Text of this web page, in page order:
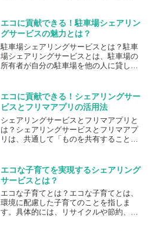
でき、駐車場の...
難しいタスクやプロジェクトを、クラウ
ドソーシングプラットフォームに登録さ
れたフリーランサーや専門家に依頼する
ことができます。クラウドソーシング
は、依頼主にとっては、専門的な知識や
スキルを持つ人材を簡単に見つけること
ランサーや専門...
エコに貢献できる！駐車場シェアリン
グサービスの魅力とは？
駐車場シェアリングサービスとは？駐車
場シェアリングサービスとは、駐車場の
所有者が自分の駐車場を他の人に貸し出
るサービスです。一般的に、駐車場シェ
アリングサービスは、専用のアプリやウ
ェブサイトを通じて利用者が駐車場を予
約し、利用料金を支払うことで利用する
ことができます。駐車場の所有者は、自
分の駐車場を登録し、利用者からの予約
は、駐車場不...
エコに貢献できる！シェアリングサー
ビスとフリマアプリの活用法
シェアリングサービスとフリマアプリと
は？シェアリングサービスとフリマアプ
リは、共通して「ものを共有すること
リングサービスは、自分が持っているも
のを他人と共有することができるサービ
スです。例えば、自分が持っている自転
車やカメラを、他の人が使えるようにす
ることができます。また、自分が使いた
いものを他人が持っている場合は、その
エコな子育てを実現するシェアリング
サービスとは？
エコな子育てとは？エコな子育てとは、
環境に配慮した子育てのことを指しま
す。具体的には、リサイクルや節約、エ